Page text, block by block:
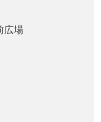
広場